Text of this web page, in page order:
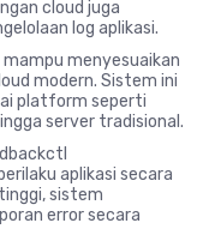
cloud juga
log aplikasi.
menyesuaikan
modern. Sistem ini
platform seperti
server tradisional.
aplikasi secara
sistem
error secara